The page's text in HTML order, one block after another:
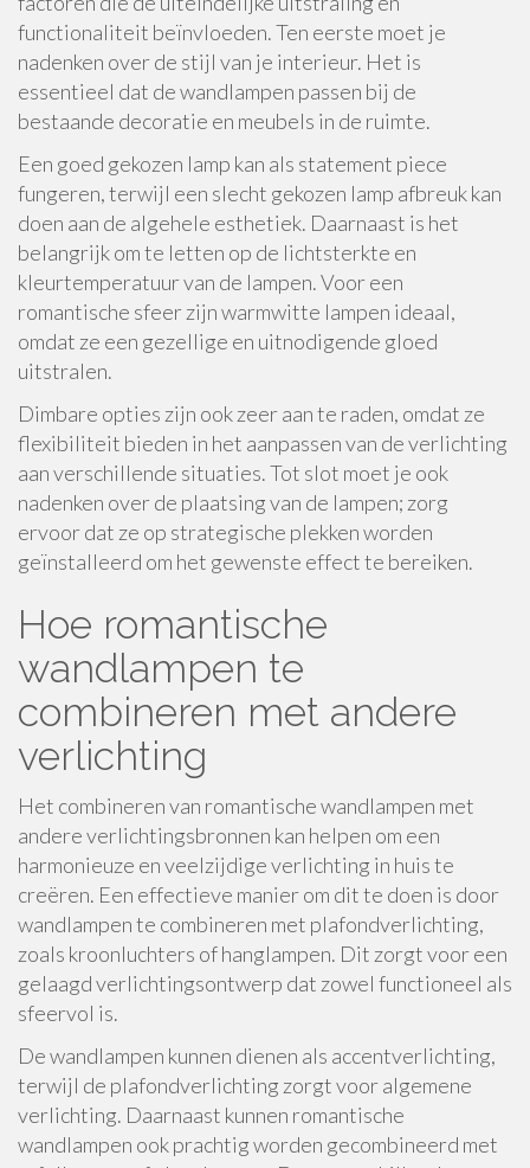
functionaliteit beïnvloeden. Ten eerste moet je
nadenken over de stijl van je interieur. Het is
essentieel dat de wandlampen passen bij de
bestaande decoratie en meubels in de ruimte.
Een goed gekozen lamp kan als statement piece
fungeren, terwijl een slecht gekozen lamp afbreuk kan
doen aan de algehele esthetiek. Daarnaast is het
belangrijk om te letten op de lichtsterkte en
kleurtemperatuur van de lampen. Voor een
romantische sfeer zijn warmwitte lampen ideaal,
omdat ze een gezellige en uitnodigende gloed
uitstralen.
Dimbare opties zijn ook zeer aan te raden, omdat ze
flexibiliteit bieden in het aanpassen van de verlichting
aan verschillende situaties. Tot slot moet je ook
nadenken over de plaatsing van de lampen; zorg
ervoor dat ze op strategische plekken worden
geïnstalleerd om het gewenste effect te bereiken.
Hoe romantische
wandlampen te
combineren met andere
verlichting
Het combineren van romantische wandlampen met
andere verlichtingsbronnen kan helpen om een
harmonieuze en veelzijdige verlichting in huis te
creëren. Een effectieve manier om dit te doen is door
wandlampen te combineren met plafondverlichting,
zoals kroonluchters of hanglampen. Dit zorgt voor een
gelaagd verlichtingsontwerp dat zowel functioneel als
sfeervol is.
De wandlampen kunnen dienen als accentverlichting,
terwijl de plafondverlichting zorgt voor algemene
verlichting. Daarnaast kunnen romantische
wandlampen ook prachtig worden gecombineerd met